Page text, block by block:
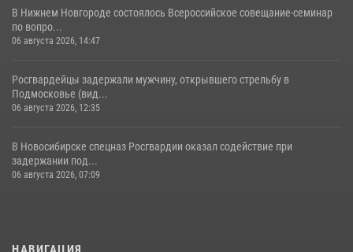
В Нижнем Новгороде состоялось Всероссийское совещание-семинар
по вопро...
06 августа 2026, 14:47
Росгвардейцы задержали мужчину, открывшего стрельбу в
Подмосковье (вид...
06 августа 2026, 12:35
В Новосибирске спецназ Росгвардии оказал содействие при
задержании под...
06 августа 2026, 07:09